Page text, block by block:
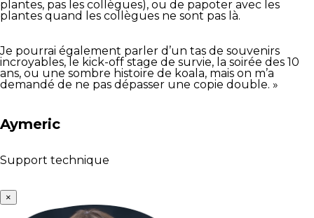
plantes, pas les collègues), ou de papoter avec les
plantes quand les collègues ne sont pas là.
Je pourrai également parler d’un tas de souvenirs
incroyables, le kick-off stage de survie, la soirée des 10
ans, ou une sombre histoire de koala, mais on m’a
demandé de ne pas dépasser une copie double. »
Aymeric
Support technique
×